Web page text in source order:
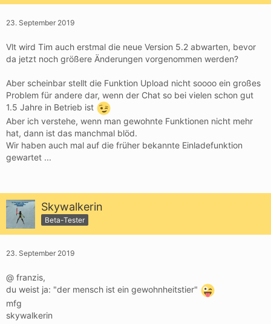
23. September 2019
Vlt wird Tim auch erstmal die neue Version 5.2 abwarten, bevor
da jetzt noch größere Änderungen vorgenommen werden?
Aber scheinbar stellt die Funktion Upload nicht soooo ein großes
Problem für andere dar, wenn der Chat so bei vielen schon gut
1.5 Jahre in Betrieb ist
Aber ich verstehe, wenn man gewohnte Funktionen nicht mehr
hat, dann ist das manchmal blöd.
Wir haben auch mal auf die früher bekannte Einladefunktion
gewartet ...
Skywalkerin
Beta-Tester
23. September 2019
@ franzis,
du weist ja: "der mensch ist ein gewohnheitstier"
mfg
skywalkerin